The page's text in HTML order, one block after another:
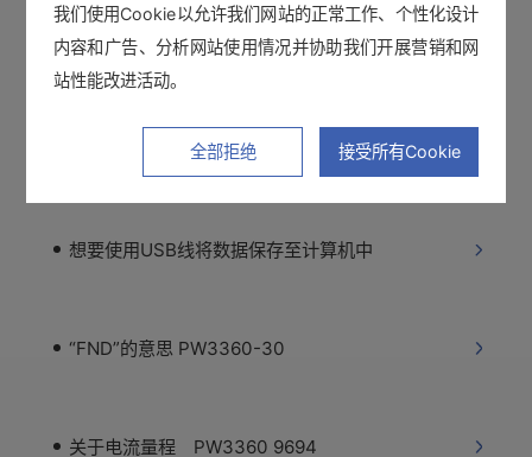
Excel中不显示谐波数据 PW3360-31
最大显示范围 功率计查看软件
想要使用USB线将数据保存至计算机中
“FND”的意思 PW3360-30
关于电流量程 PW3360 9694
我们使用Cookie以允许我们网站的正常工作、个性化设计
内容和广告、分析网站使用情况并协助我们开展营销和网
站性能改进活动。
全部拒绝 接受所有Cookie